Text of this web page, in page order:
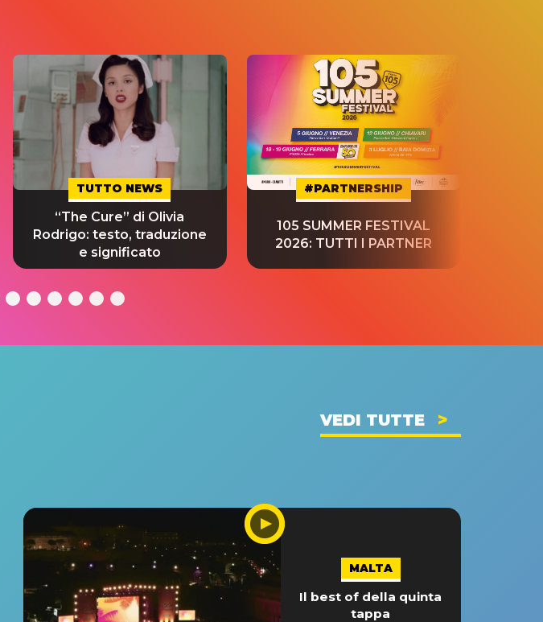
TUTTO NEWS
“The Cure” di Olivia
Rodrigo: testo, traduzione
e significato
#PARTNERSHIP
105 SUMMER FESTIVAL
2026: TUTTI I PARTNER
VEDI TUTTE
MALTA
Il best of della quinta
tappa